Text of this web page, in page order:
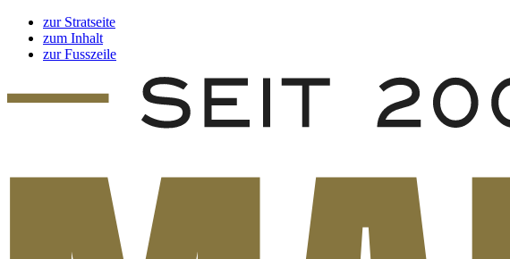
zur Stratseite
zum Inhalt
zur Fusszeile